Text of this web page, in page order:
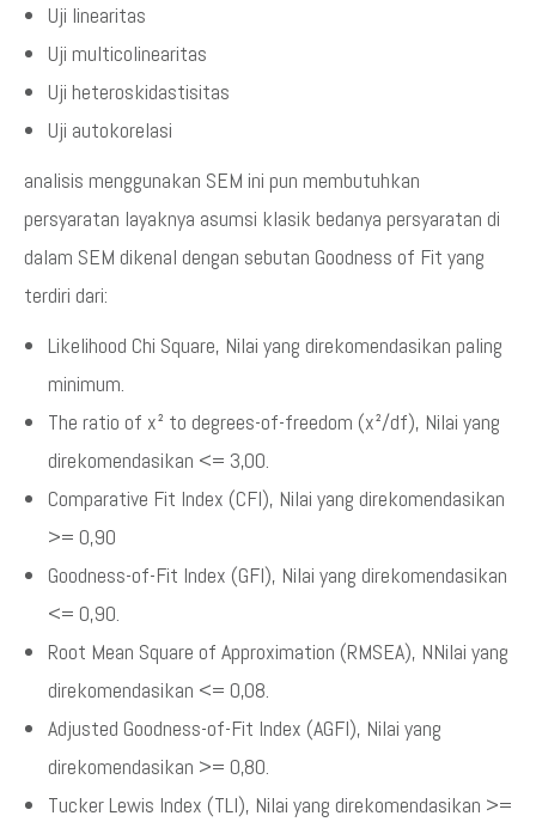
Uji linearitas
Uji multicolinearitas
Uji heteroskidastisitas
Uji autokorelasi
analisis menggunakan SEM ini pun membutuhkan
persyaratan layaknya asumsi klasik bedanya persyaratan di
dalam SEM dikenal dengan sebutan Goodness of Fit yang
terdiri dari:
Likelihood Chi Square, Nilai yang direkomendasikan paling
minimum.
The ratio of x² to degrees-of-freedom (x²/df), Nilai yang
direkomendasikan <= 3,00.
Comparative Fit Index (CFI), Nilai yang direkomendasikan
>= 0,90
Goodness-of-Fit Index (GFI), Nilai yang direkomendasikan
<= 0,90.
Root Mean Square of Approximation (RMSEA), NNilai yang
direkomendasikan <= 0,08.
Adjusted Goodness-of-Fit Index (AGFI), Nilai yang
direkomendasikan >= 0,80.
Tucker Lewis Index (TLI), Nilai yang direkomendasikan >=